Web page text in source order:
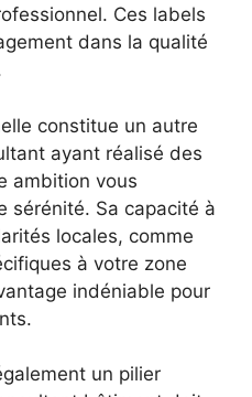
Ces labels
dans la qualité
constitue un autre
ayant réalisé des
ambition vous
sérénité. Sa capacité à
locales, comme
à votre zone
indéniable pour
un pilier